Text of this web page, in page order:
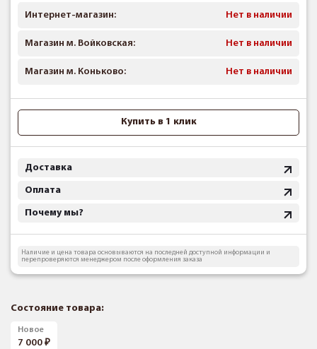
Интернет-магазин: Нет в наличии
Магазин м. Войковская: Нет в наличии
Магазин м. Коньково: Нет в наличии
Купить в 1 клик
Доставка
Оплата
Почему мы?
Наличие и цена товара основываются на последней доступной информации и
перепроверяются менеджером после оформления заказа
Состояние товара:
Новое
7 000